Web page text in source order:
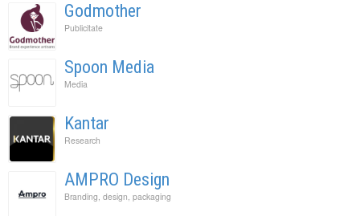
Godmother
Publicitate
Spoon Media
Media
Kantar
Research
AMPRO Design
Branding, design, packaging